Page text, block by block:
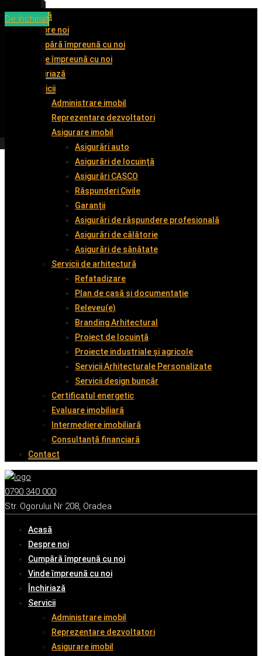
Acasă
Despre noi
Cumpără împreună cu noi
Vinde împreună cu noi
Închiriază
Servicii
Administrare imobil
Reprezentare dezvoltatori
Asigurare imobil
Asigurări auto
Asigurări de locuință
Asigurări CASCO
Răspunderi Civile
Garanții
Asigurări de răspundere profesională
Asigurări de călătorie
Asigurări de sănătate
Servicii de arhitectură
Refatadizare
Plan de casă și documentație
Releveu(e)
Branding Arhitectural
Proiect de locuință
Proiecte industriale și agricole
Servicii Arhitecturale Personalizate
Servicii design buncăr
Certificatul energetic
Evaluare imobiliară
Intermediere imobiliară
Consultanță financiară
Contact
0790 340 000
Str. Ogorului Nr 208, Oradea
Acasă
Despre noi
Cumpără împreună cu noi
Vinde împreună cu noi
Închiriază
Servicii
Administrare imobil
Reprezentare dezvoltatori
Asigurare imobil
De închiriat
De închiriat
De vânzare
De închiriat
De închiriat
De vânzare
De închiriat
De închiriat
De închiriat